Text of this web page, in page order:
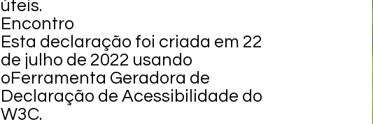
úteis.
Encontro
Esta declaração foi criada em 22
de julho de 2022 usando
oFerramenta Geradora de
Declaração de Acessibilidade do
W3C.